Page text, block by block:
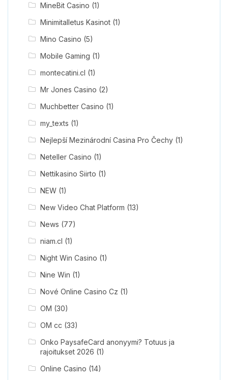
MineBit Casino (1)
Minimitalletus Kasinot(1)
Mino Casino (5)
Mobile Gaming (1)
montecatini.cl (1)
Mr Jones Casino (2)
Muchbetter Casino (1)
my_texts (1)
Nejlepší Mezinárodní Casina Pro Čechy(1)
Neteller Casino (1)
Nettikasino Siirto (1)
NEW(1)
New Video Chat Platform (13)
News (77)
niam.cl (1)
Night Win Casino (1)
Nine Win (1)
Nové Online Casino Cz (1)
OM (30)
OM cc (33)
Onko PaysafeCard anonyymi? Totuus ja
rajoitukset 2026 (1)
Online Casino (14)